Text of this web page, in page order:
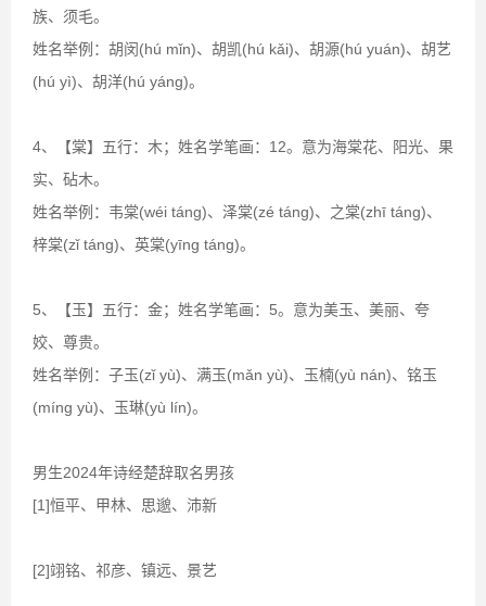
族、须毛。
姓名举例：胡闵(hú mǐn)、胡凯(hú kǎi)、胡源(hú yuán)、胡艺
(hú yì)、胡洋(hú yáng)。
4、【棠】五行：木；姓名学笔画：12。意为海棠花、阳光、果
实、砧木。
姓名举例：韦棠(wéi táng)、泽棠(zé táng)、之棠(zhī táng)、
梓棠(zǐ táng)、英棠(yīng táng)。
5、【玉】五行：金；姓名学笔画：5。意为美玉、美丽、夸
姣、尊贵。
姓名举例：子玉(zǐ yù)、满玉(mǎn yù)、玉楠(yù nán)、铭玉
(míng yù)、玉琳(yù lín)。
男生2024年诗经楚辞取名男孩
[1]恒平、甲林、思邈、沛新
[2]翊铭、祁彦、镇远、景艺